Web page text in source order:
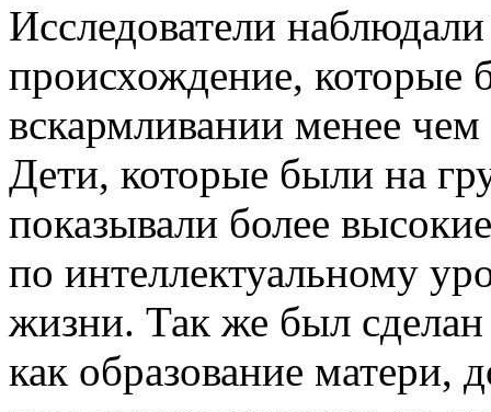
Исследователи
происхождение, которые
вскармливании менее
Дети, которые были на
показывали более
по интеллектуальному
жизни. Так же был
как образование матери,